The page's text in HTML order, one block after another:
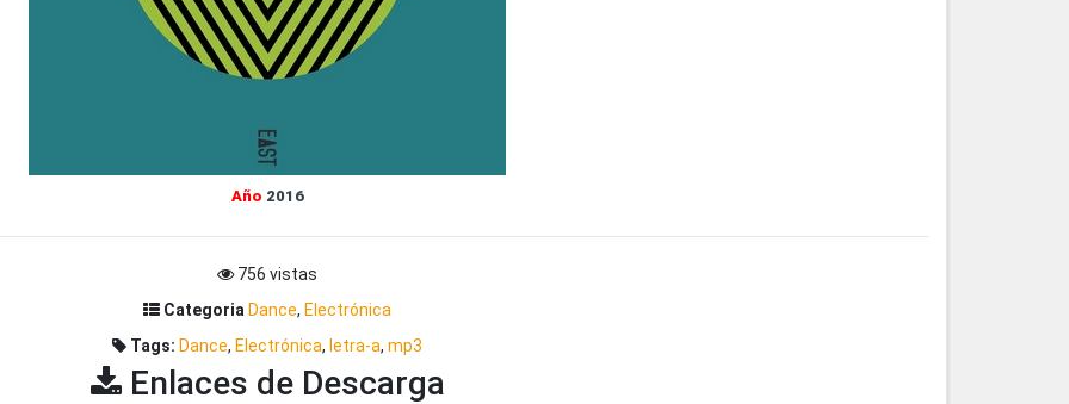
Año 2016
756 vistas
Categoria Dance, Electrónica
Tags: Dance, Electrónica, letra-a, mp3
Enlaces de Descarga